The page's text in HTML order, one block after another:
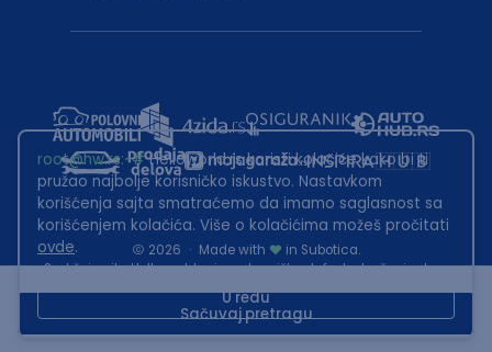
Sačuvaj pretragu
2026 · Made with
in Subotica.
Sadržaj sajta Helloworld.rs je u vlasništvu Infostud rešenja d.o.o.
This site is protected by reCAPTCHA and the GooglePrivacy Policyand
Terms of Serviceapply.
root@hw.rs:~#Helloworld.rs koristi kolačiće kako bi ti
pružao najbolje korisničko iskustvo. Nastavkom
korišćenja sajta smatraćemo da imamo saglasnost sa
korišćenjem kolačića. Više o kolačićima možeš pročitati
ovde.
U redu